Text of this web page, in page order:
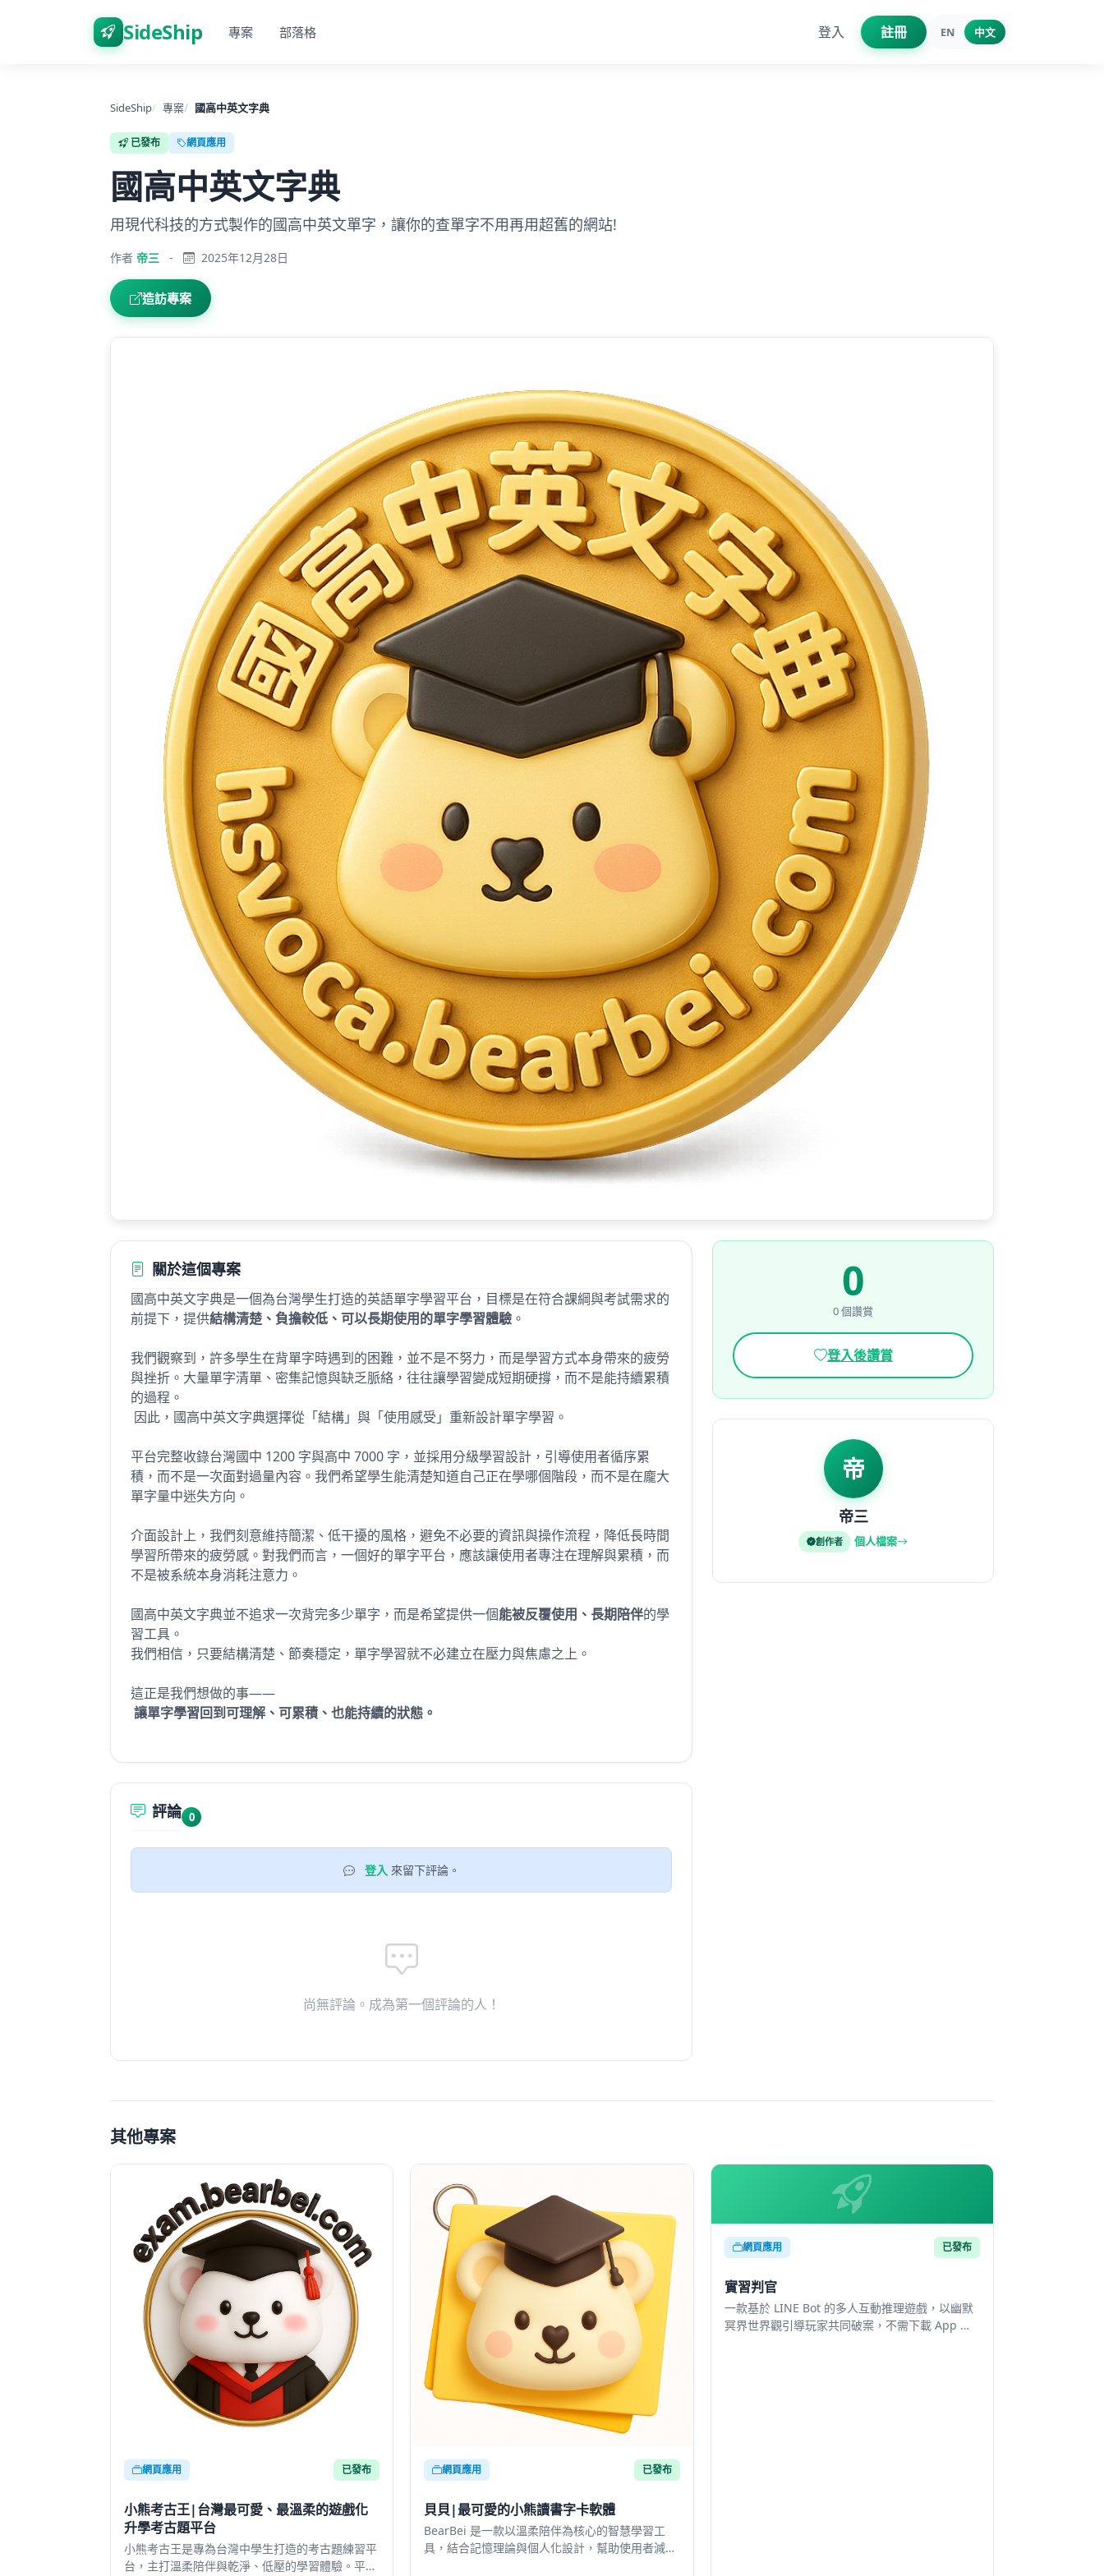
SideShip 專案 部落格 登入 註冊 EN 中文
SideShip 專案 國高中英文字典
已發布 網頁應用
國高中英文字典
用現代科技的方式製作的國高中英文單字，讓你的查單字不用再用超舊的網站!
作者 帝三 - 2025年12月28日
造訪專案
關於這個專案
國高中英文字典是一個為台灣學生打造的英語單字學習平台，目標是在符合課綱與考試需求的
前提下，提供結構清楚、負擔較低、可以長期使用的單字學習體驗 。
我們觀察到，許多學生在背單字時遇到的困難，並不是不努力，而是學習方式本身帶來的疲勞
與挫折。大量單字清單、密集記憶與缺乏脈絡，往往讓學習變成短期硬撐，而不是能持續累積
的過程。
因此，國高中英文字典選擇從「結構」與「使用感受」重新設計單字學習。
平台完整收錄台灣國中 1200 字與高中 7000 字，並採用分級學習設計，引導使用者循序累
積，而不是一次面對過量內容。我們希望學生能清楚知道自己正在學哪個階段，而不是在龐大
單字量中迷失方向。
介面設計上，我們刻意維持簡潔、低干擾的風格，避免不必要的資訊與操作流程，降低長時間
學習所帶來的疲勞感。對我們而言，一個好的單字平台，應該讓使用者專注在理解與累積，而
不是被系統本身消耗注意力。
國高中英文字典並不追求一次背完多少單字，而是希望提供一個能被反覆使用、長期陪伴的學
習工具。
我們相信，只要結構清楚、節奏穩定，單字學習就不必建立在壓力與焦慮之上。
這正是我們想做的事——
讓單字學習回到可理解、可累積、也能持續的狀態。
評論 0
登入 來留下評論。
尚無評論。成為第一個評論的人！
0
0 個讚賞
登入後讚賞
帝
帝三
創作者 個人檔案
其他專案
網頁應用 已發布
小熊考古王|台灣最可愛、最溫柔的遊戲化
升學考古題平台
小熊考古王是專為台灣中學生打造的考古題練習平
台，主打溫柔陪伴與乾淨、低壓的學習體驗。平台
網頁應用 已發布
貝貝|最可愛的小熊讀書字卡軟體
BearBei 是一款以溫柔陪伴為核心的智慧學習工
具，結合記憶理論與個人化設計，幫助使用者減壓
網頁應用 已發布
實習判官
一款基於 LINE Bot 的多人互動推理遊戲，以幽默
冥界世界觀引導玩家共同破案，不需下載 App 即